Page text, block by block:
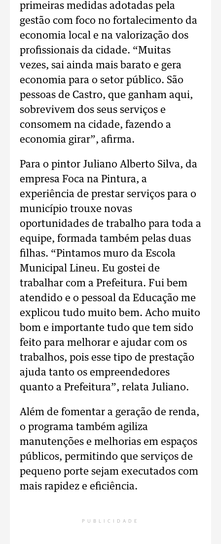
primeiras medidas adotadas pela
gestão com foco no fortalecimento da
economia local e na valorização dos
profissionais da cidade. “Muitas
vezes, sai ainda mais barato e gera
economia para o setor público. São
pessoas de Castro, que ganham aqui,
sobrevivem dos seus serviços e
consomem na cidade, fazendo a
economia girar”, afirma.
Para o pintor Juliano Alberto Silva, da
empresa Foca na Pintura, a
experiência de prestar serviços para o
município trouxe novas
oportunidades de trabalho para toda a
equipe, formada também pelas duas
filhas. “Pintamos muro da Escola
Municipal Lineu. Eu gostei de
trabalhar com a Prefeitura. Fui bem
atendido e o pessoal da Educação me
explicou tudo muito bem. Acho muito
bom e importante tudo que tem sido
feito para melhorar e ajudar com os
trabalhos, pois esse tipo de prestação
ajuda tanto os empreendedores
quanto a Prefeitura”, relata Juliano.
Além de fomentar a geração de renda,
o programa também agiliza
manutenções e melhorias em espaços
públicos, permitindo que serviços de
pequeno porte sejam executados com
mais rapidez e eficiência.
PUBLICIDADE